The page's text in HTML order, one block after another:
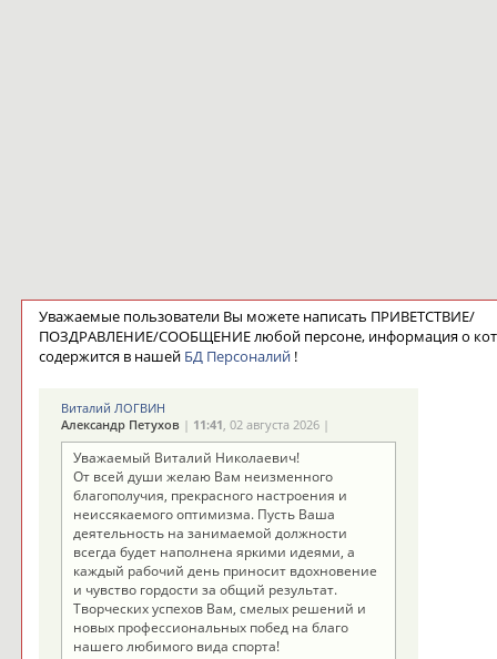
Уважаемые пользователи Вы можете написать ПРИВЕТСТВИЕ/
ПОЗДРАВЛЕНИЕ/СООБЩЕНИЕ любой персоне, информация о
содержится в нашей БД Персоналий!
Виталий ЛОГВИН
Александр Петухов| 11:41, 02 августа 2026 |
Уважаемый Виталий Николаевич!
От всей души желаю Вам неизменного
благополучия, прекрасного настроения и
неиссякаемого оптимизма. Пусть Ваша
деятельность на занимаемой должности
всегда будет наполнена яркими идеями, а
каждый рабочий день приносит вдохновение
и чувство гордости за общий результат.
Творческих успехов Вам, смелых решений и
новых профессиональных побед на благо
нашего любимого вида спорта!